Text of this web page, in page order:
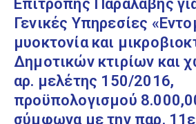
Επιτροπής Παραλαβής
Γενικές Υπηρεσίες
μυοκτονία και
Δημοτικών κτιρίων και
αρ. μελέτης 150/2016,
προϋπολογισμού
σύμφωνα με την παρ.